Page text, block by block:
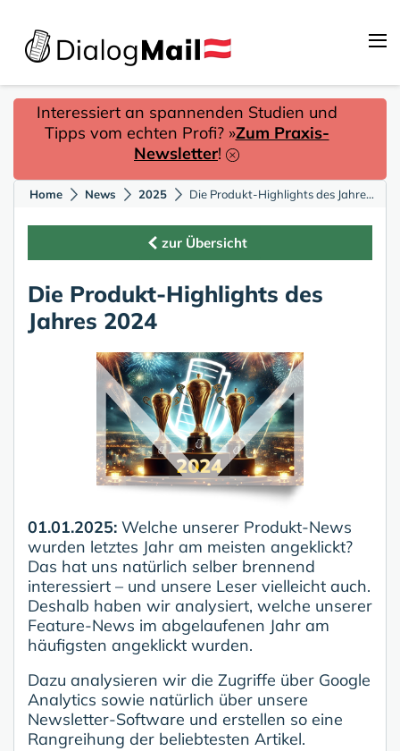
Interessiert an spannenden Studien und
Tipps vom echten Profi? »Zum Praxis-
Newsletter!
Home News 2025 Die Produkt-Highlights des Jahres 2024
zur Übersicht
Die Produkt-Highlights des
Jahres 2024
01.01.2025: Welche unserer Produkt-News
wurden letztes Jahr am meisten angeklickt?
Das hat uns natürlich selber brennend
interessiert – und unsere Leser vielleicht auch.
Deshalb haben wir analysiert, welche unserer
Feature-News im abgelaufenen Jahr am
häufigsten angeklickt wurden.
Dazu analysieren wir die Zugriffe über Google
Analytics sowie natürlich über unsere
Newsletter-Software und erstellen so eine
Rangreihung der beliebtesten Artikel.